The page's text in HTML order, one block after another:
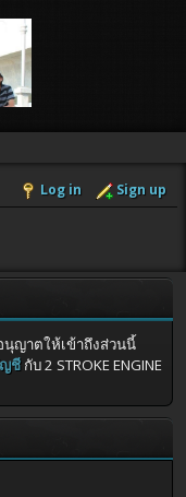
Log in Sign up
นุญาตให้เข้าถึงส่วนนี้
ชีกับ 2 STROKE ENGINE